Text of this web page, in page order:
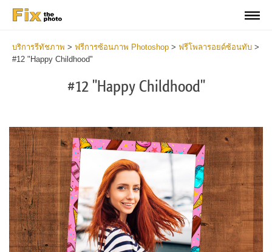
บริการรีทัชภาพ > ฟรีการซ้อนภาพ Photoshop > ฟรีโพลารอยด์ซ้อนทับ >
#12 "Happy Childhood"
#12 "Happy Childhood"